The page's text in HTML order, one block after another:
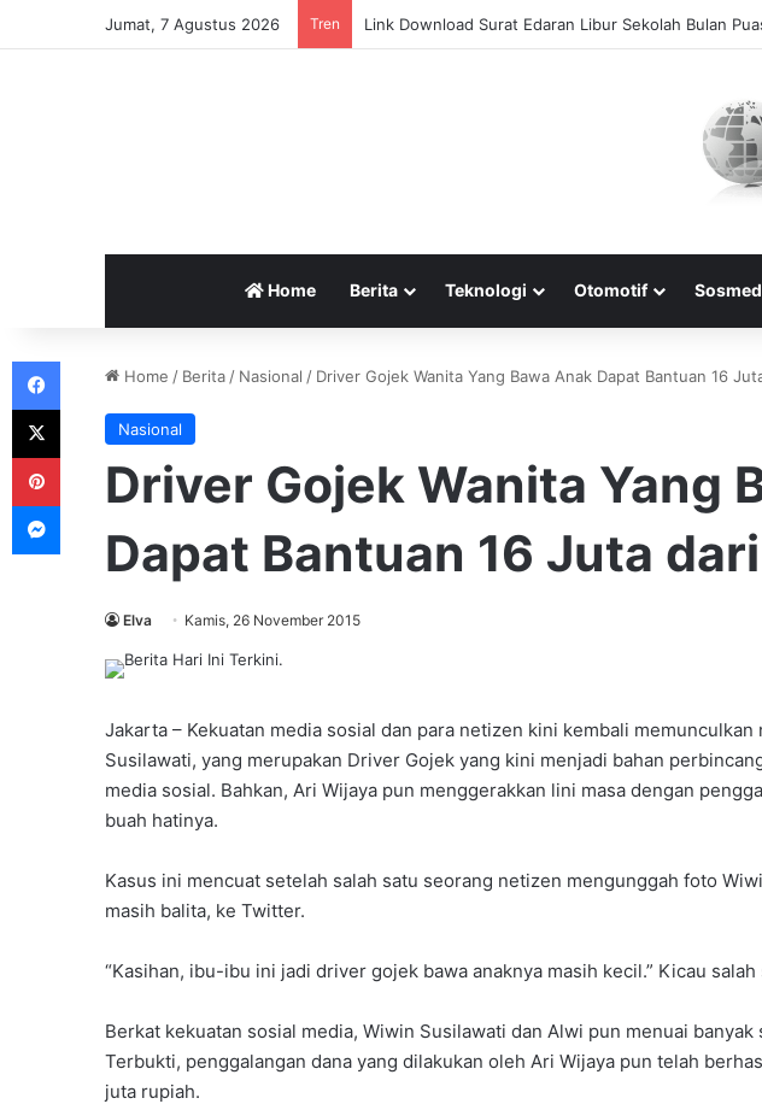
Jumat, 7 Agustus 2026 Tren Link Download Surat Edaran Libur Sekolah Bulan
Home Berita Teknologi Otomotif Sosmed
Home / Berita / Nasional / Driver Gojek Wanita Yang Bawa Anak Dapat Bantuan 16
Nasional
Driver Gojek Wanita Yang
Dapat Bantuan 16 Juta
Elva Kamis, 26 November 2015
Jakarta – Kekuatan media sosial dan para netizen kini kembali memunculkan
Susilawati, yang merupakan Driver Gojek yang kini menjadi bahan
media sosial. Bahkan, Ari Wijaya pun menggerakkan lini masa dengan
buah hatinya.
Kasus ini mencuat setelah salah satu seorang netizen mengunggah foto
masih balita, ke Twitter.
“Kasihan, ibu-ibu ini jadi driver gojek bawa anaknya masih kecil.” Kicau
Berkat kekuatan sosial media, Wiwin Susilawati dan Alwi pun menuai
Terbukti, penggalangan dana yang dilakukan oleh Ari Wijaya pun telah
juta rupiah.
Facebook
X
Pinterest
Messenger